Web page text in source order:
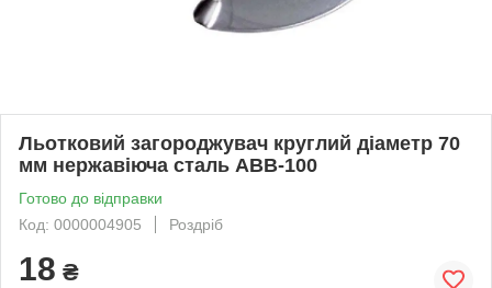
Льотковий загороджувач круглий діаметр 70
мм нержавіюча сталь АВВ-100
Готово до відправки
Код: 0000004905
Роздріб
18 ₴